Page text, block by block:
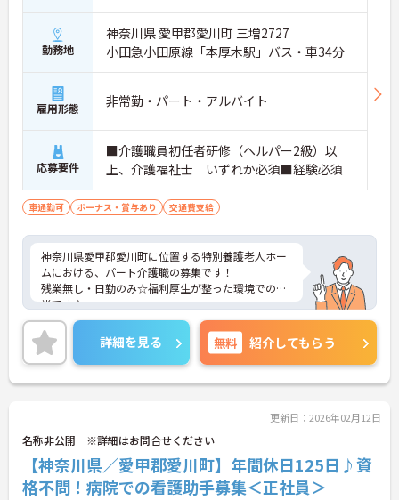
勤務地
神奈川県 愛甲郡愛川町 三増2727
小田急小田原線「本厚木駅」バス・車34分
雇用形態 非常勤・パート・アルバイト
応募要件
■介護職員初任者研修（ヘルパー2級）以
上、介護福祉士 いずれか必須■経験必須
車通勤可 ボーナス・賞与あり 交通費支給
神奈川県愛甲郡愛川町に位置する特別養護老人ホー
ムにおける、パート介護職の募集です！
残業無し・日勤のみ☆福利厚生が整った環境での就
業です♪
ご興味ある方には、面接対策ポイントなど、さらに
詳細をお話ししますのでお気軽にご相談ください。
詳細を見る 無料 紹介してもらう
更新日：2026年02月12日
名称非公開 ※詳細はお問合せください
【神奈川県／愛甲郡愛川町】年間休日125日♪資
格不問！病院での看護助手募集＜正社員＞